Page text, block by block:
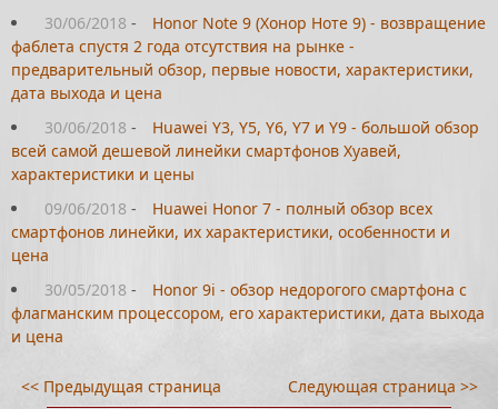
30/06/2018 -
Honor Note 9 (Хонор Ноте 9) - возвращение
фаблета спустя 2 года отсутствия на рынке -
предварительный обзор, первые новости, характеристики,
дата выхода и цена
30/06/2018 -
Huawei Y3, Y5, Y6, Y7 и Y9 - большой обзор
всей самой дешевой линейки смартфонов Хуавей,
характеристики и цены
09/06/2018 -
Huawei Honor 7 - полный обзор всех
смартфонов линейки, их характеристики, особенности и
цена
30/05/2018 -
Honor 9i - обзор недорогого смартфона с
флагманским процессором, его характеристики, дата выхода
и цена
<< Предыдущая страница Следующая страница >>